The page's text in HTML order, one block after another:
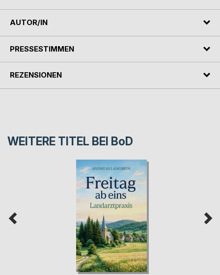
AUTOR/IN
PRESSESTIMMEN
REZENSIONEN
WEITERE TITEL BEI BoD